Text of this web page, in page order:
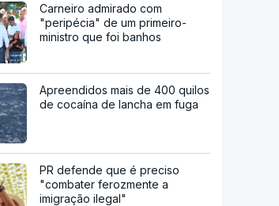
Carneiro admirado com
"peripécia" de um primeiro-
ministro que foi banhos
Apreendidos mais de 400 quilos
de cocaína de lancha em fuga
PR defende que é preciso
"combater ferozmente a
imigração ilegal"